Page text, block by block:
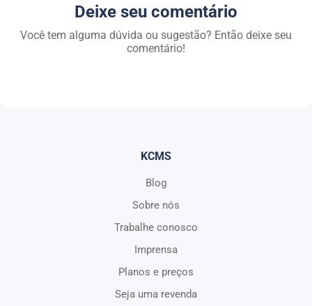
Deixe seu comentário
Você tem alguma dúvida ou sugestão? Então deixe seu
comentário!
KCMS
Blog
Sobre nós
Trabalhe conosco
Imprensa
Planos e preços
Seja uma revenda